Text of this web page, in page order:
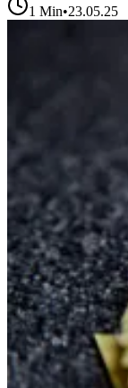
1 Min•23.05.25